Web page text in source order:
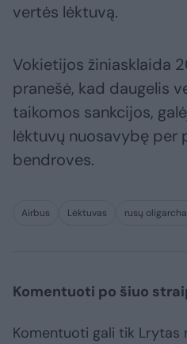
vertės lėktuvą.
Vokietijos žiniasklaida
pranešė, kad daugelis
taikomos sankcijos,
lėktuvų nuosavybę per
bendroves.
Airbus Lėktuvas rusų
Komentuoti po šiuo
Komentuoti gali tik